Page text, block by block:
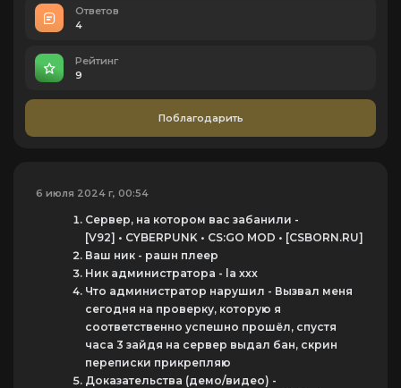
Ответов
4
Рейтинг
9
Поблагодарить
6 июля 2024 г, 00:54
Сервер, на котором вас забанили -
[V92] • CYBERPUNK • CS:GO MOD • [CSBORN.RU]
Ваш ник - рашн плеер
Ник администратора - la xxx
Что администратор нарушил - Вызвал меня
сегодня на проверку, которую я
соответственно успешно прошёл, спустя
часа 3 зайдя на сервер выдал бан, скрин
переписки прикрепляю
Доказательства (демо/видео) -